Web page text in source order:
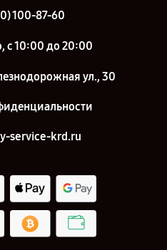
100-87-60
с 10:00 до 20:00
ул., 30
service-krd.ru